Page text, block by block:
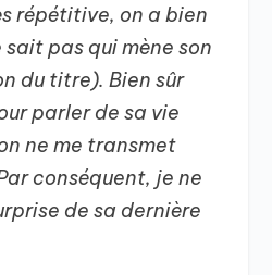
répétitive, on a bien
sait pas qui mène son
du titre). Bien sûr
parler de sa vie
ne me transmet
conséquent, je ne
de sa dernière